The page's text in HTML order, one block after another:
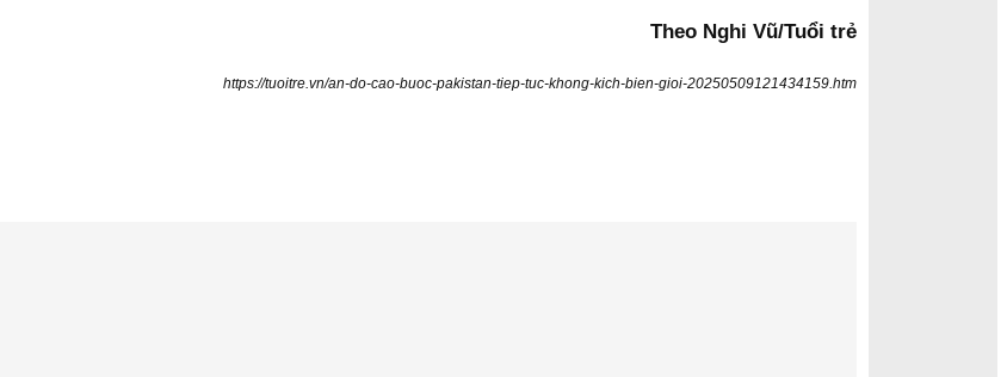
Theo Nghi Vũ/Tuổi trẻ
https://tuoitre.vn/an-do-cao-buoc-pakistan-tiep-tuc-khong-kich-bien-gioi-20250509121434159.htm